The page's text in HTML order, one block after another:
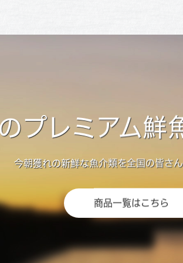
プレミアム鮮
今朝獲れの新鮮な魚介類を全国の皆さ
商品一覧はこちら